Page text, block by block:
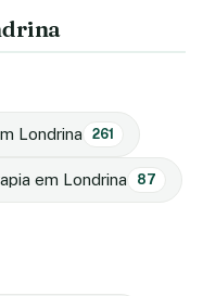
Londrina 261
em Londrina 87